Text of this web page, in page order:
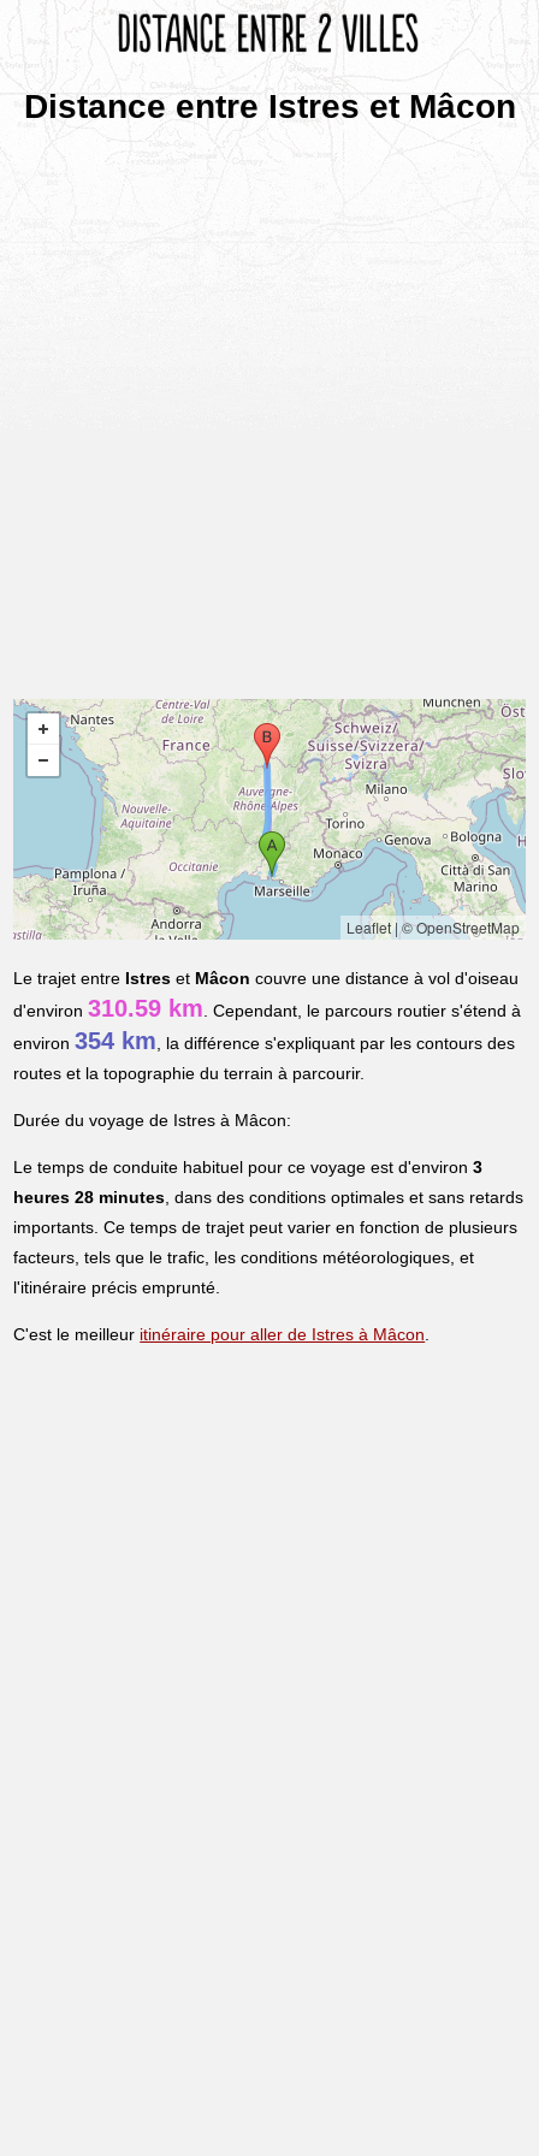
Distance entre Istres et Mâcon
Leaflet|© OpenStreetMap
Le trajet entre Istres et Mâcon couvre une distance à vol d'oiseau
d'environ310.59 km. Cependant, le parcours routier s'étend à
environ354 km, la différence s'expliquant par les contours des
routes et la topographie du terrain à parcourir.
Durée du voyage de Istres à Mâcon:
Le temps de conduite habituel pour ce voyage est d'environ3
heures 28 minutes, dans des conditions optimales et sans retards
importants. Ce temps de trajet peut varier en fonction de plusieurs
facteurs, tels que le trafic, les conditions météorologiques, et
l'itinéraire précis emprunté.
C'est le meilleur itinéraire pour aller de Istres à Mâcon.